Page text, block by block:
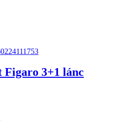
Figaro 3+1 lánc